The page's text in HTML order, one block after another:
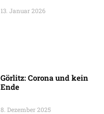
13. Januar 2026
Görlitz: Corona und kein
Ende
8. Dezember 2025